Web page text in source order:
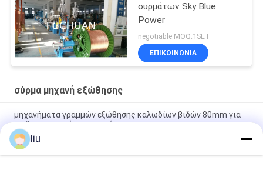
συρμάτων Sky Blue
Power
negotiable MOQ:1SET
ΕΠΙΚΟΙΝΩΝΊΑ
σύρμα μηχανή εξώθησης
μηχανήματα γραμμών εξώθησης καλωδίων βιδών 80mm για
τη βιομηχανική παραγωγή
Μηχανή εκτόξευσης καλωδίων 1800kg 200kg/h με βίδα
2000mm και μήκος 3200mm
liu